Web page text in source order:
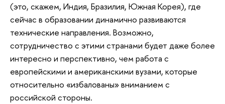
(это, скажем, Индия, Бразилия, Южная Корея), где
сейчас в образовании динамично развиваются
технические направления. Возможно,
сотрудничество с этими странами будет даже более
интересно и перспективно, чем работа с
европейскими и американскими вузами, которые
относительно «избалованы» вниманием с
российской стороны.